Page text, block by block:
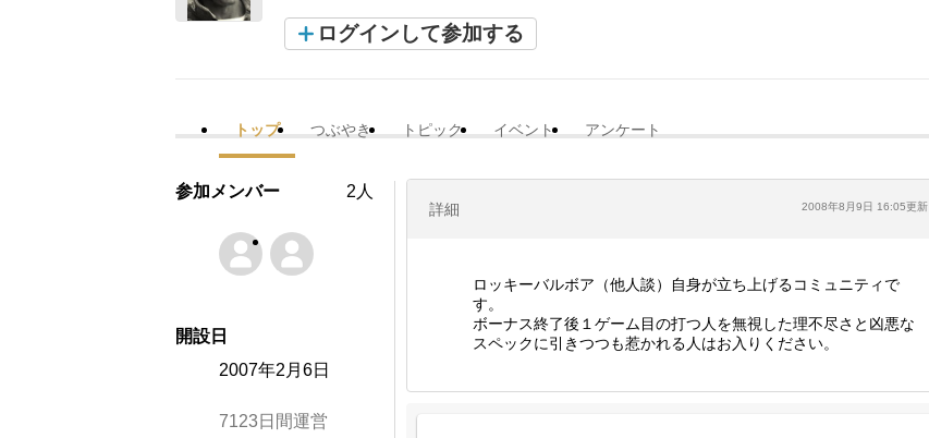
ログインして参加する
トップ つぶやき トピック イベント アンケート
詳細 2008年8月9日 16:05更新
ロッキーバルボア（他人談）自身が立ち上げるコミュニティで
す。
ボーナス終了後１ゲーム目の打つ人を無視した理不尽さと凶悪な
スペックに引きつつも惹かれる人はお入りください。
参加メンバー 2人
開設日
2007年2月6日
7123日間運営